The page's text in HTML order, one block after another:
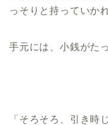
っそりと持っていか
手元には、小銭がた
「そろそろ、引き時